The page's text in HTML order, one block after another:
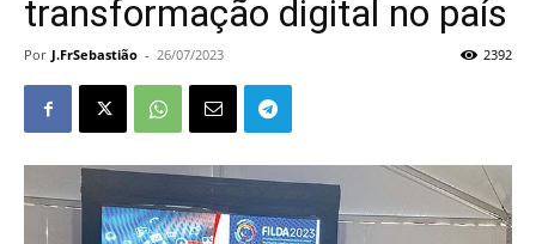
transformação digital no país
Por J.FrSebastião - 26/07/2023 2392